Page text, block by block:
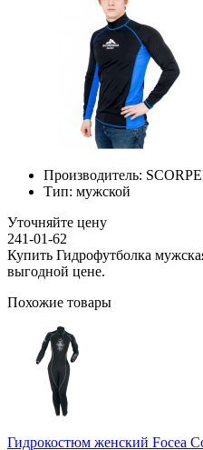
Производитель:
Тип: мужской
Уточняйте цену
241-01-62
Купить Гидрофутболка
выгодной цене.
Похожие товары
Гидрокостюм женский Focea